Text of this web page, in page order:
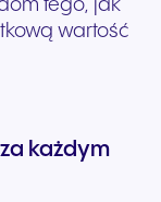
tego, jak
wartość
każdym